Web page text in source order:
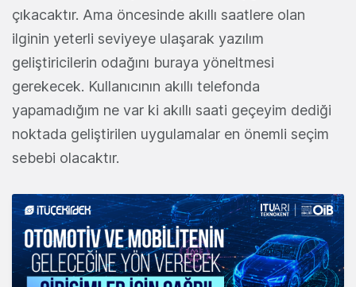
çıkacaktır. Ama öncesinde akıllı saatlere olan
ilginin yeterli seviyeye ulaşarak yazılım
geliştiricilerin odağını buraya yöneltmesi
gerekecek. Kullanıcının akıllı telefonda
yapamadığım ne var ki akıllı saati geçeyim dediği
noktada geliştirilen uygulamalar en önemli seçim
sebebi olacaktır.